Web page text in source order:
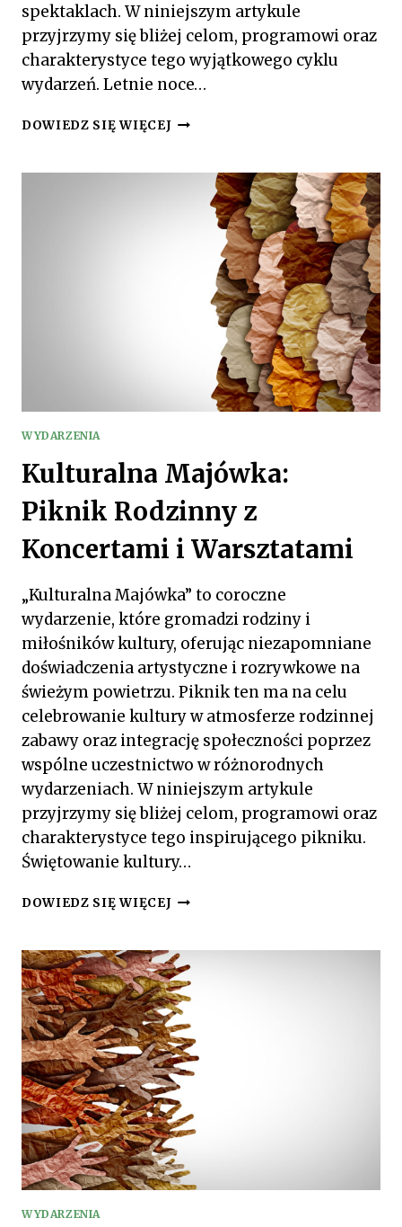
spektaklach. W niniejszym artykule
przyjrzymy się bliżej celom, programowi oraz
charakterystyce tego wyjątkowego cyklu
wydarzeń. Letnie noce…
DOWIEDZ SIĘ WIĘCEJLETNIA
KONCERTÓW
SPEKTAKLI
ŚWIEŻYM
POWIETRZU
WYDARZENIA
Kulturalna Majówka:
Piknik Rodzinny z
Koncertami i Warsztatami
„Kulturalna Majówka” to coroczne
wydarzenie, które gromadzi rodziny i
miłośników kultury, oferując niezapomniane
doświadczenia artystyczne i rozrywkowe na
świeżym powietrzu. Piknik ten ma na celu
celebrowanie kultury w atmosferze rodzinnej
zabawy oraz integrację społeczności poprzez
wspólne uczestnictwo w różnorodnych
wydarzeniach. W niniejszym artykule
przyjrzymy się bliżej celom, programowi oraz
charakterystyce tego inspirującego pikniku.
Świętowanie kultury…
DOWIEDZ SIĘ WIĘCEJKULTURALNA
RODZINNY
Z
KONCERTAMI
I
WARSZTATAMI
WYDARZENIA